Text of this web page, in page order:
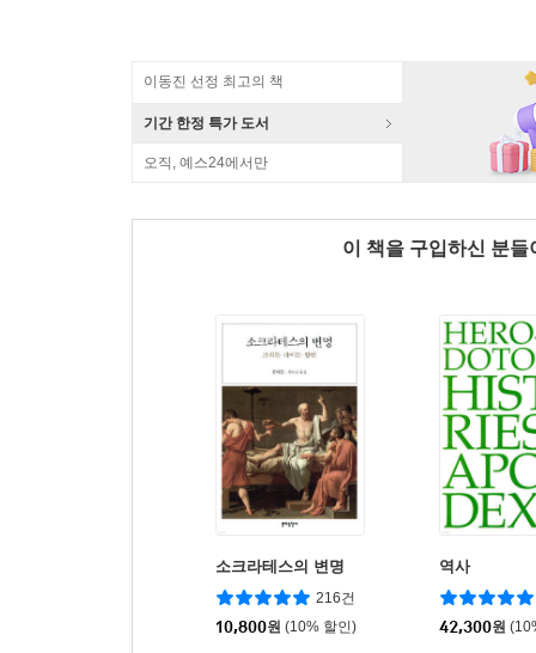
이동진 선정 최고의 책
기간 한정 특가 도서
오직, 예스24에서만
이 책을 구입하신 분
소크라테스의 변명
216건
10,800원 (10% 할인)
역사
42,300원